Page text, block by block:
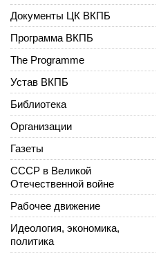
Документы ЦК ВКПБ
Программа ВКПБ
The Programme
Устав ВКПБ
Библиотека
Организации
Газеты
СССР в Великой
Отечественной войне
Рабочее движение
Идеология, экономика,
политика